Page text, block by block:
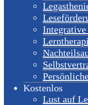
Kostenlos
Lust auf